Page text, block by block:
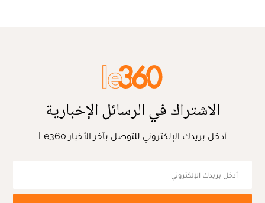
الاشتراك في الرسائل الإخبارية
أدخل بريدك الإلكتروني للتوصل بآخر الأخبار Le360